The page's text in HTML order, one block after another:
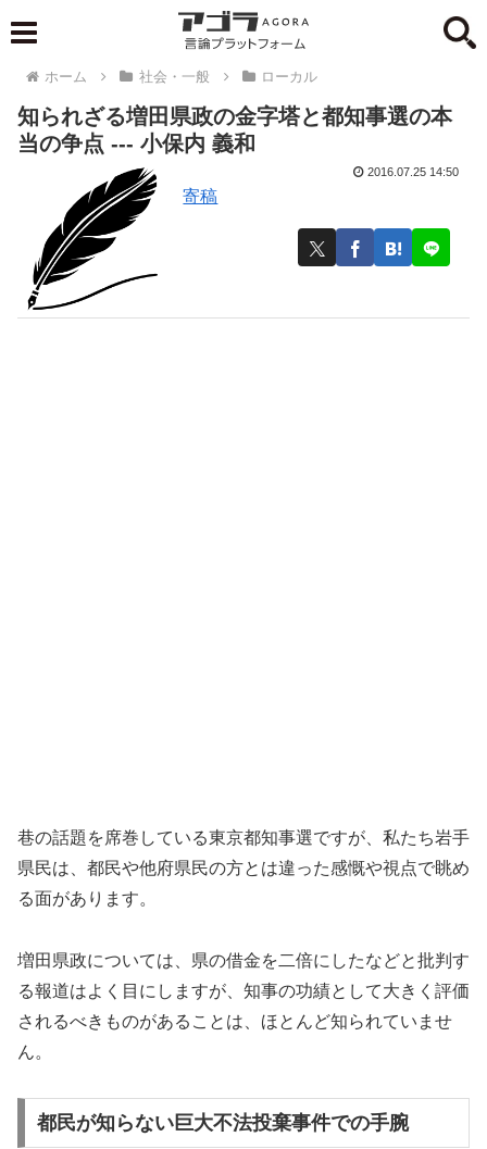
ホーム 社会・一般 ローカル
知られざる増田県政の金字塔と都知事選の本
当の争点 --- 小保内 義和
寄稿
2016.07.25 14:50
巷の話題を席巻している東京都知事選ですが、私たち岩手
県民は、都民や他府県民の方とは違った感慨や視点で眺め
る面があります。
増田県政については、県の借金を二倍にしたなどと批判す
る報道はよく目にしますが、知事の功績として大きく評価
されるべきものがあることは、ほとんど知られていませ
ん。
都民が知らない巨大不法投棄事件での手腕